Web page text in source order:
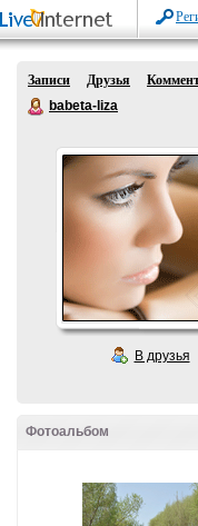
Записи Друзья
babeta-liza
В друзья
Фотоальбом